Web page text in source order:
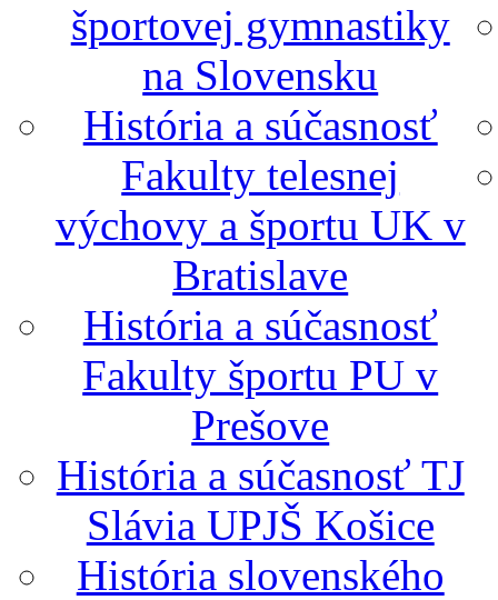
športovej gymnastiky
na Slovensku
História a súčasnosť
Fakulty telesnej
výchovy a športu UK v
Bratislave
História a súčasnosť
Fakulty športu PU v
Prešove
História a súčasnosť TJ
Slávia UPJŠ Košice
História slovenského